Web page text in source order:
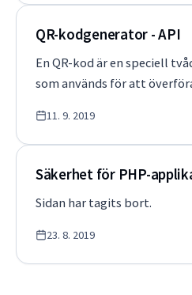
tillsammans med den här
senaste versionen finns för
QR-kodgenerator - API
En QR-kod är en speciell
som används för att
koder kan enkelt genereras
enkelt lägga in en bild på
exempel: &lt;img
11. 9. 2019
Säkerhet för PHP-
Sidan har tagits bort.
23. 8. 2019